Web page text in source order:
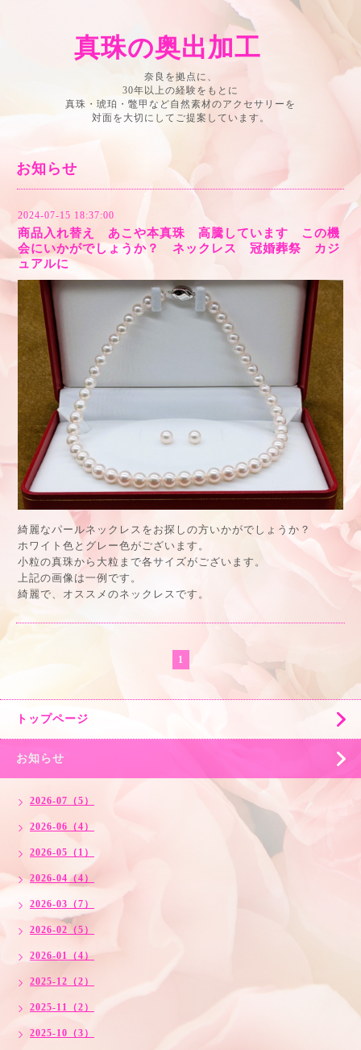
真珠の奥出加工
奈良を拠点に、
30年以上の経験をもとに
真珠・琥珀・鼈甲など自然素材のアクセサリーを
対面を大切にしてご提案しています。
お知らせ
2024-07-15 18:37:00
商品入れ替え あこや本真珠 高騰しています この機
会にいかがでしょうか？ ネックレス 冠婚葬祭 カジ
ュアルに
綺麗なパールネックレスをお探しの方いかがでしょうか？
ホワイト色とグレー色がございます。
小粒の真珠から大粒まで各サイズがございます。
上記の画像は一例です。
綺麗で、オススメのネックレスです。
1
トップページ
お知らせ
2026-07（5）
2026-06（4）
2026-05（1）
2026-04（4）
2026-03（7）
2026-02（5）
2026-01（4）
2025-12（2）
2025-11（2）
2025-10（3）